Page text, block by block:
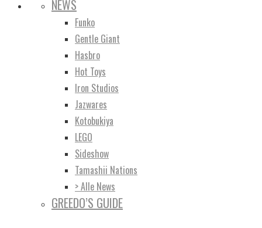
NEWS
Funko
Gentle Giant
Hasbro
Hot Toys
Iron Studios
Jazwares
Kotobukiya
LEGO
Sideshow
Tamashii Nations
> Alle News
GREEDO’S GUIDE